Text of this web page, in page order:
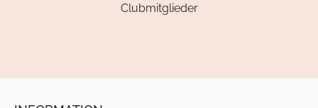
Clubmitglieder